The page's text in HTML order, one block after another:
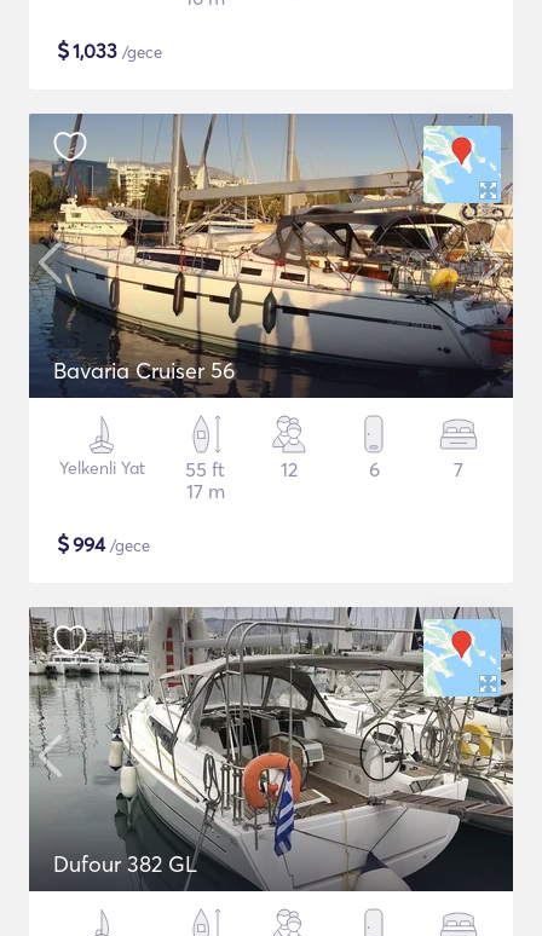
$1,033 /gece
Bavaria Cruiser 56
Yelkenli Yat
55 ft
17 m
12 6 7
$994/gece
Dufour 382 GL